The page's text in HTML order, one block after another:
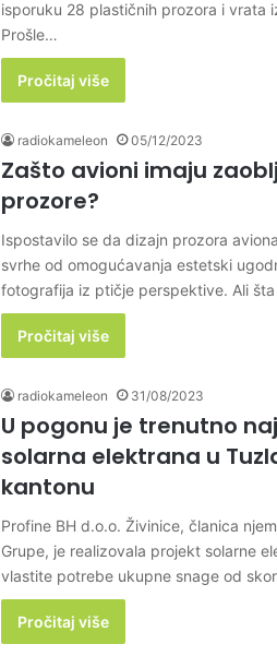
isporuku 28 plastičnih prozora i vrata
Prošle…
Pročitaj više
radiokameleon 05/12/2023
Zašto avioni imaju
prozore?
Ispostavilo se da dizajn prozora
svrhe od omogućavanja estetski
fotografija iz ptičje perspektive. Ali
Pročitaj više
radiokameleon 31/08/2023
U pogonu je trenutno
solarna elektrana u
kantonu
Profine BH d.o.o. Živinice, članica
Grupe, je realizovala projekt solarne
vlastite potrebe ukupne snage od
Pročitaj više